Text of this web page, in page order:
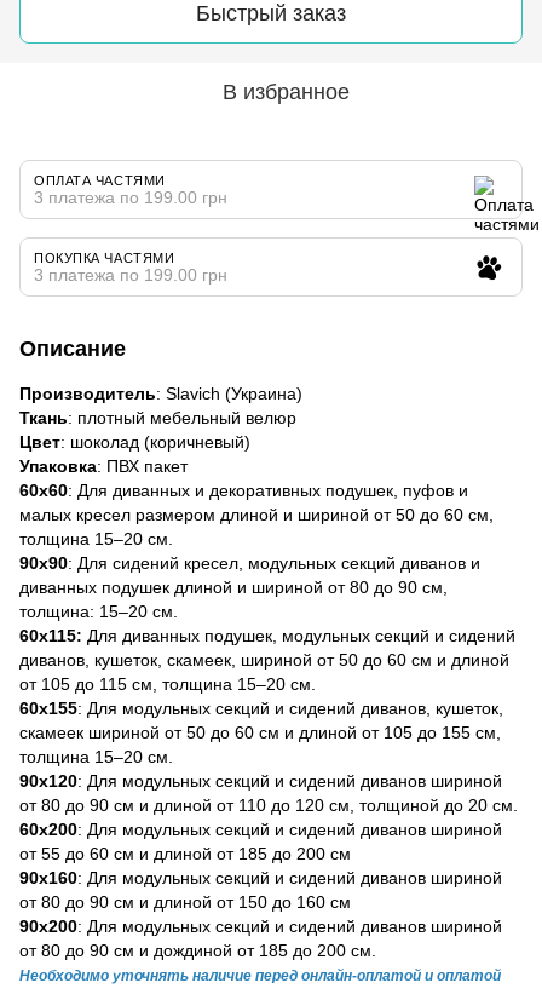
Быстрый заказ
В избранное
ОПЛАТА ЧАСТЯМИ
3 платежа по 199.00 грн
ПОКУПКА ЧАСТЯМИ
3 платежа по 199.00 грн
Описание
Производитель: Slavich (Украина)
Ткань: плотный мебельный велюр
Цвет: шоколад (коричневый)
Упаковка: ПВХ пакет
60x60: Для диванных и декоративных подушек, пуфов и
малых кресел размером длиной и шириной от 50 до 60 см,
толщина 15–20 см.
90x90: Для сидений кресел, модульных секций диванов и
диванных подушек длиной и шириной от 80 до 90 см,
толщина: 15–20 см.
60х115: Для диванных подушек, модульных секций и сидений
диванов, кушеток, скамеек, шириной от 50 до 60 см и длиной
от 105 до 115 см, толщина 15–20 см.
60х155: Для модульных секций и сидений диванов, кушеток,
скамеек шириной от 50 до 60 см и длиной от 105 до 155 см,
толщина 15–20 см.
90х120: Для модульных секций и сидений диванов шириной
от 80 до 90 см и длиной от 110 до 120 см, толщиной до 20 см.
60х200: Для модульных секций и сидений диванов шириной
от 55 до 60 см и длиной от 185 до 200 см
90х160: Для модульных секций и сидений диванов шириной
от 80 до 90 см и длиной от 150 до 160 см
90х200: Для модульных секций и сидений диванов шириной
от 80 до 90 см и дождиной от 185 до 200 см.
Необходимо уточнять наличие перед онлайн-оплатой и оплатой